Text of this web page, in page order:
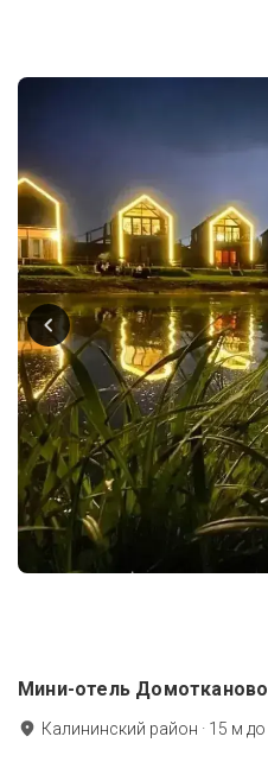
Мини-отель Домотканово
Калининский район · 15 м до